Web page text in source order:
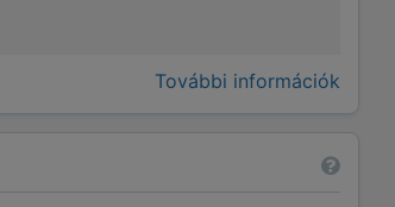
További információk